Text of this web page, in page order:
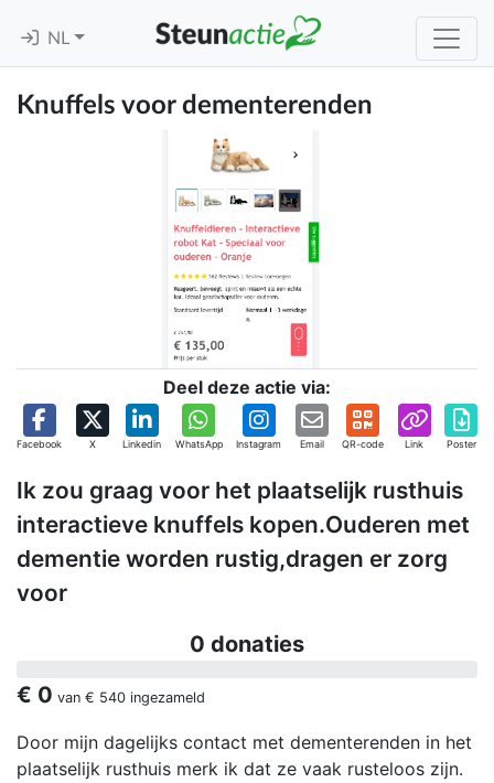
NL
Knuffels voor dementerenden
Deel deze actie via:
Facebook X Linkedin WhatsApp Instagram Email QR-code Link Poster
Ik zou graag voor het plaatselijk rusthuis
interactieve knuffels kopen.Ouderen met
dementie worden rustig,dragen er zorg
voor
0 donaties
€ 0 van € 540 ingezameld
Door mijn dagelijks contact met dementerenden in het
plaatselijk rusthuis merk ik dat ze vaak rusteloos zijn.